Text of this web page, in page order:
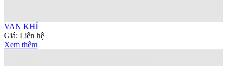
VAN KHÍ
Giá: Liên hệ
Xem thêm